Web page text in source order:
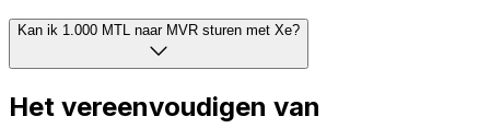
Kan ik 1.000 MTL naar MVR sturen met Xe?
Het vereenvoudigen van